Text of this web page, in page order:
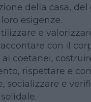
della casa,
esigenze.
e
con il
coetanei,
rispettare e
socializzare e